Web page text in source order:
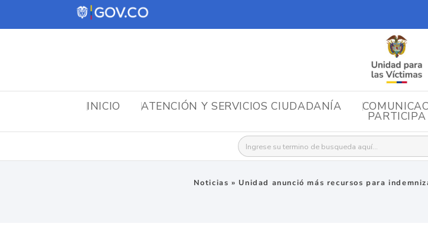
INICIO ATENCIÓN Y SERVICIOS CIUDADANÍA
PARTICIPA
Buscar:
Noticias » Unidad anunció más recursos para